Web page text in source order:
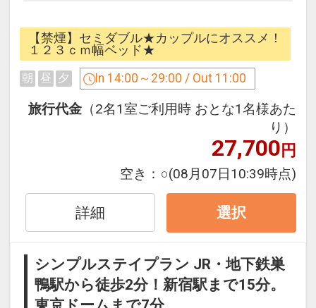
☆全室有線LAN接続無料☆薄型液晶TV・
VOD完備☆Aカードポイント付加可能！
☆
☆疲れた身体に水分補給！お一人様に１
本、ミネラルウォーター付き！
JR山手線、都営地下鉄三田線「巣鴨駅」
よりホテルまで徒歩2分
★池袋まで2駅 ★東京ドームまで3駅
★新宿まで6駅 ★大手町まで6駅
設定期間：2022年1月27日～2027年6月
30日
【禁煙】セミダブル★カップルにオススメ！
１２３ｃｍ幅ベッド★
朝 昼 夕 In 14:00～29:00 / Out 11:00
旅行代金 （2名1室ご利用時 おとな1名様あた
り）
27,700円
空き： ○(08月07日10:39時点)
詳細 選択
シンプルステイプラン JR・地下鉄巣
鴨駅から徒歩2分！新宿駅まで15分。